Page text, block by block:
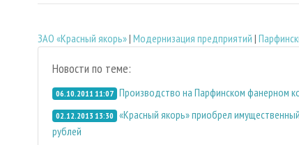
ЗАО «Красный якорь»| Модернизация предприятий |
Новости по теме:
06.10.2011 11:07 Производство на Парфинском фанерном
02.12.2013 13:30 «Красный якорь» приобрел
рублей